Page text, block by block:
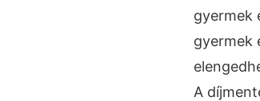
gyermek
gyermek
A